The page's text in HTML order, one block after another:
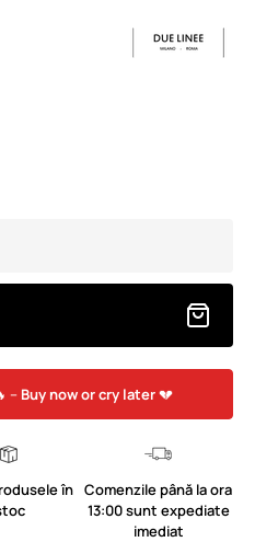
– Buy now or cry later💔
în Comenzile până la ora
13:00 sunt expediate
imediat